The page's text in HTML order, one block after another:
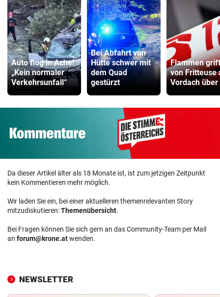
Auto flog in Ache!
„Kein normaler
Verkehrsunfall“
Bei Abfahrt von
Hütte schwer mit
dem Quad
gestürzt
Flammen
von Fritteuse
Vordach über
Da dieser Artikel älter als 18 Monate ist, ist zum jetzigen Zeitpunkt
kein Kommentieren mehr möglich.
Wir laden Sie ein, bei einer aktuelleren themenrelevanten Story
mitzudiskutieren:Themenübersicht.
Bei Fragen können Sie sich gern an das Community-Team per Mail
an forum@krone.atwenden.
NEWSLETTER